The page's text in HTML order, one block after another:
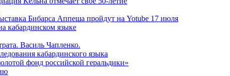
Бибарса Аппеша пройдут на Yotube 17 июля
кабардинском языке
Василь Чапленко.
кабардинского языка
фонд российской геральдики»